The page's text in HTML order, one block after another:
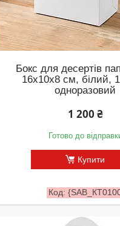
Бокс для десертів
16х10х8 см, білий,
одноразовий
1 200 ₴
Готово до
Купити